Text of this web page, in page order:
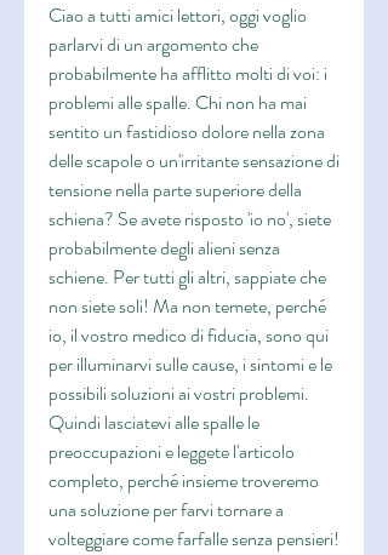
Ciao a tutti amici lettori, oggi voglio
parlarvi di un argomento che
probabilmente ha afflitto molti di voi: i
problemi alle spalle. Chi non ha mai
sentito un fastidioso dolore nella zona
delle scapole o un'irritante sensazione di
tensione nella parte superiore della
schiena? Se avete risposto 'io no', siete
probabilmente degli alieni senza
schiene. Per tutti gli altri, sappiate che
non siete soli! Ma non temete, perché
io, il vostro medico di fiducia, sono qui
per illuminarvi sulle cause, i sintomi e le
possibili soluzioni ai vostri problemi.
Quindi lasciatevi alle spalle le
preoccupazioni e leggete l'articolo
completo, perché insieme troveremo
una soluzione per farvi tornare a
volteggiare come farfalle senza pensieri!